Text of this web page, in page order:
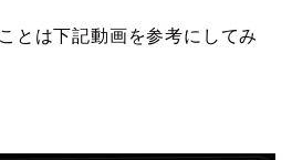
とは下記動画を参考にしてみ